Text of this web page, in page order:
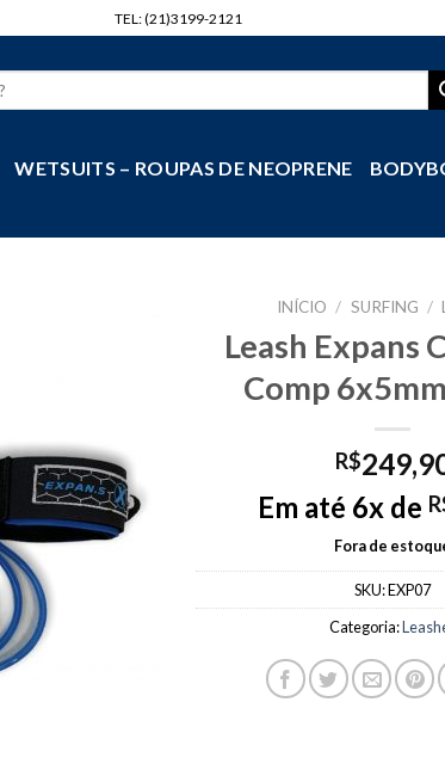
TEL: (21)3199-2121
WETSUITS – ROUPAS DE NEOPRENE
INÍCIO / SURFING /
Leash Expans
Comp
R$
Em até 6x de
Fora de
SKU:EXP07
Categoria: